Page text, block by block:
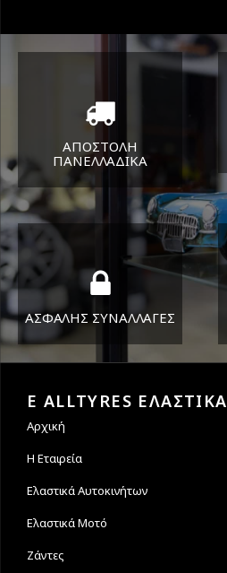
ΑΠΟΣΤΟΛΗ
ΠΑΝΕΛΛΑΔΙΚA
Όπου και αν είστε θα σας
στείλουμε τα ελαστικά σας
ΑΣΦΑΛΗΣ ΣΥΝΑΛΛΑΓΕΣ
E ALLTYRES ΕΛΑΣΤΙΚΑ
Αρχική
Η Εταιρεία
Ελαστικά Αυτοκινήτων
Ελαστικά Μοτό
Ζάντες